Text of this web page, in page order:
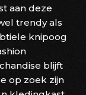
aan deze
trendy als
knipoog
blijft
op zoek zijn